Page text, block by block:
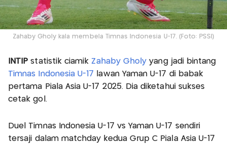
Zahaby Gholy kala membela Timnas Indonesia U-17. (Foto: PSSI)
INTIPstatistik ciamik Zahaby Gholy yang jadi bintang
Timnas Indonesia U-17 lawan Yaman U-17 di babak
pertama Piala Asia U-17 2025. Dia diketahui sukses
cetak gol.
Duel Timnas Indonesia U-17 vs Yaman U-17 sendiri
tersaji dalam matchday kedua Grup C Piala Asia U-17